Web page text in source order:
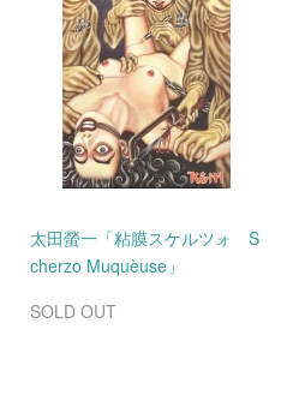
太田螢一「粘膜スケルツォ S
cherzo Muquèuse」
SOLD OUT